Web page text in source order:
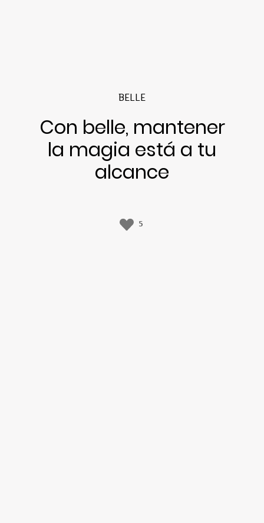
BELLE
Con belle, mantener
la magia está a tu
alcance
5